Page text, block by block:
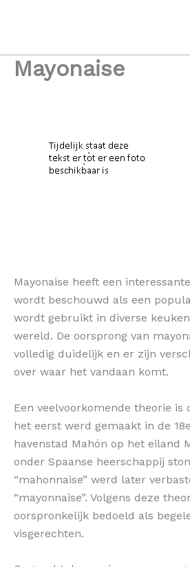
inhoud
Mayonaise
Mayonaise heeft een
wordt beschouwd als een
wordt gebruikt in diverse
wereld. De oorsprong van
volledig duidelijk en er zijn
over waar het vandaan komt.
Een veelvoorkomende theorie is
het eerst werd gemaakt in de
havenstad Mahón op het eiland
onder Spaanse heerschappij
“mahonnaise” werd later
“mayonnaise”. Volgens deze
oorspronkelijk bedoeld als
visgerechten.